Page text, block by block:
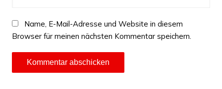
Name, E-Mail-Adresse und Website in diesem
Browser für meinen nächsten Kommentar speichern.